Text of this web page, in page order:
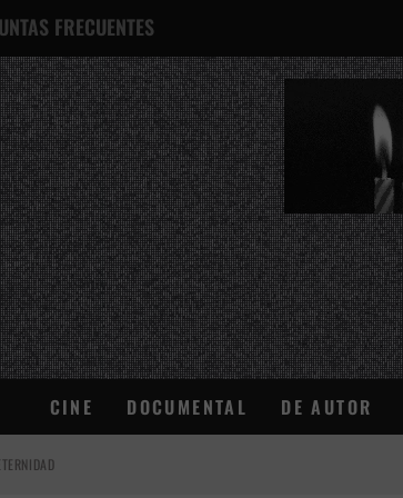
FRECUENTES
CINE DOCUMENTAL DE AUTOR